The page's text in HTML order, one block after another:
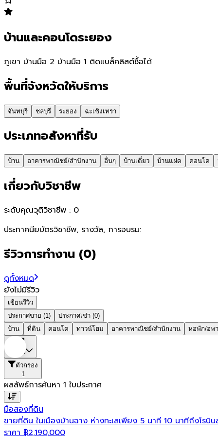
บ้านและคอนโดระยอง
ภูเขา บ้านมือ 2 บ้านมือ 1 ติดแบล็คลิสต์ซื้อได้
พื้นที่จังหวัดให้บริการ
จันทบุรี ชลบุรี ระยอง ฉะเชิงเทรา
ประเภทอสังหาที่รับ
บ้าน อาคารพาณิชย์/สำนักงาน อื่นๆ บ้านเดี่ยว บ้านแฝด คอนโด
เกี่ยวกับวิชาชีพ
ระดับคุณวุติวิชาชีพ : 0
ประกาศนียบัตรวิชาชีพ, รางวัล, การอบรม:
รีวิวการทำงาน (0)
ดูทั้งหมด
ยังไม่มีรีวิว
เขียนรีวิว
ประกาศขาย (1)
ประกาศเช่า (0)
บ้าน
ที่ดิน คอนโด ทาวน์โฮม อาคารพาณิชย์/สำนักงาน หอพัก/อพ
ระยอง
ตัวกรอง
1
ผลลัพธ์การค้นหา 1 ใบประกาศ
มือสองที่ดิน
ขายที่ดิน ในเมืองบ้านฉาง ห่างทะเลเพียง 5 นาที 10 นาทีถึงโรบิ
ราคา ฿2,190,000